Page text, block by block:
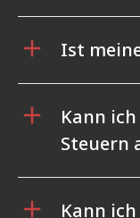
Ist
Kann
Steuern
Kann